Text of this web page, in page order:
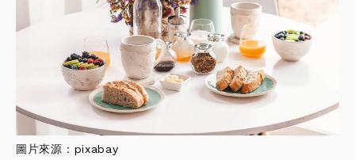
圖片來源： pixabay